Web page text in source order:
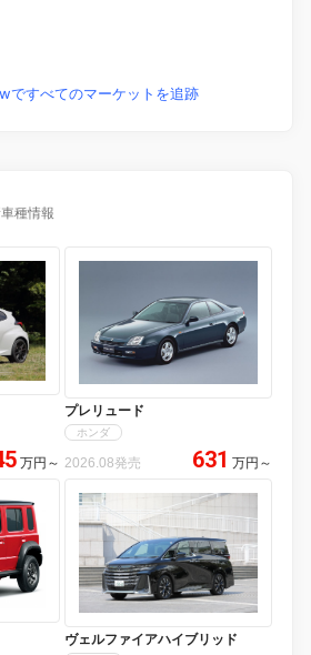
ですべてのマーケットを追跡
種情報
万円 ～
プレリュード
ホンダ
2026.08発売 631 万円 ～
ヴェルファイアハイブリッド